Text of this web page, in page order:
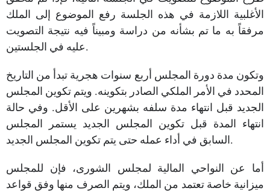
الأغلبية اللازمة في هذه الجلسة رفع الموضوع إلى الملك
مرفقاً به ما تم بشأنه من دراسة ومبيناً فيه نتيجة التصويت
عليه في الجلستين.
وتكون مدة دورة المجلس أربع سنوات هجرية تبدأ من التاريخ
المحدد في الأمر الملكي الصادر بتكوينه. ويتم تكوين المجلس
الجديد قبل انتهاء مدة سلفه بشهرين على الأقل. وفي حالة
انتهاء المدة قبل تكوين المجلس الجديد يستمر المجلس
السابق في أداء عمله حتى يتم تكوين المجلس الجديد.
أما عن النواحي المالية لمجلس الشورى، فإن للمجلس
ميزانية خاصة تعتمد من الملك، ويتم الصرف منها وفق قواعد